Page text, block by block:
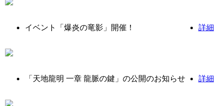
イベント「爆炎の竜影」開催！ 詳細
「天地龍明 一章 龍脈の鍵」の公開のお知らせ 詳細